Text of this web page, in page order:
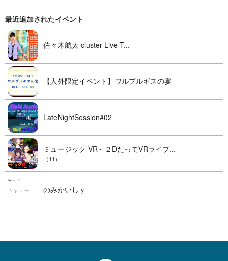
最近追加されたイベント
佐々木航太 cluster Live T...
【人外限定イベント】ワルプルギスの宴
LateNightSession#02
ミュージック VR～２DだってVRライブ...
（11）
のみかいしｙ